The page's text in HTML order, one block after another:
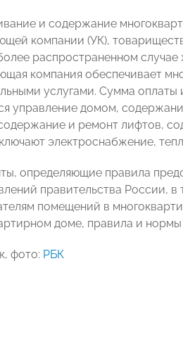
и содержание
компании (УК),
распространенном
компания обеспечивает
услугами. Сумма оплаты
управление домом,
и ремонт лифтов,
электроснабжение,
определяющие правила
правительства России,
помещений в
доме, правила и
фото: РБК